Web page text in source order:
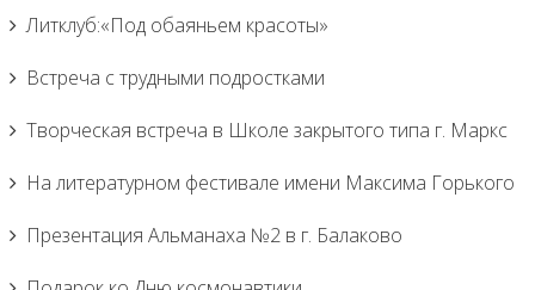
Литклуб:«Под обаяньем красоты»
Встреча с трудными подростками
Творческая встреча в Школе закрытого типа г. Маркс
На литературном фестивале имени Максима Горького
Презентация Альманаха №2 в г. Балаково